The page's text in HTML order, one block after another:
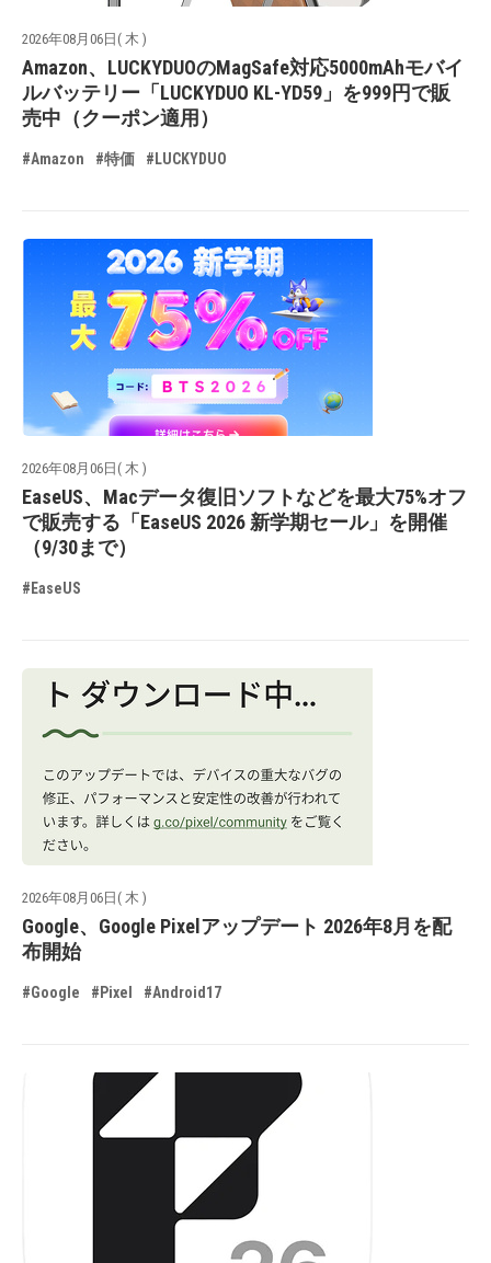
2026年08月06日( 木 )
Amazon、LUCKYDUOのMagSafe対応5000mAhモバイ
ルバッテリー「LUCKYDUO KL-YD59」を999円で販
売中（クーポン適用）
#Amazon #特価 #LUCKYDUO
2026年08月06日( 木 )
EaseUS、Macデータ復旧ソフトなどを最大75%オフ
で販売する「EaseUS 2026 新学期セール」を開催
（9/30まで）
#EaseUS
2026年08月06日( 木 )
Google、Google Pixelアップデート 2026年8月を配
布開始
#Google #Pixel #Android17